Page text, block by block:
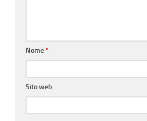
Nome*
Sito web